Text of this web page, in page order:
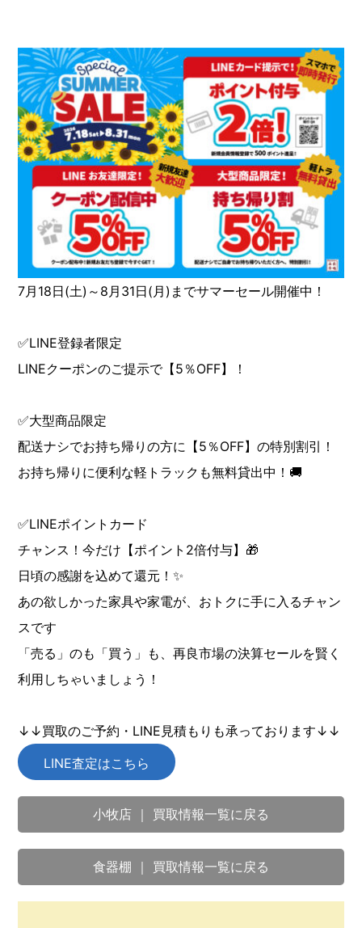
7月18日(土)～8月31日(月)までサマーセール開催中！
✅LINE登録者限定
LINEクーポンのご提示で【5％OFF】！
✅大型商品限定
配送ナシでお持ち帰りの方に【5％OFF】の特別割引！
お持ち帰りに便利な軽トラックも無料貸出中！🚚
✅LINEポイントカード
チャンス！今だけ【ポイント2倍付与】🎁
日頃の感謝を込めて還元！✨
あの欲しかった家具や家電が、おトクに手に入るチャン
スです
「売る」のも「買う」も、再良市場の決算セールを賢く
利用しちゃいましょう！
↓↓買取のご予約・LINE見積もりも承っております↓↓
LINE査定はこちら
小牧店 ｜ 買取情報一覧に戻る
食器棚 ｜ 買取情報一覧に戻る